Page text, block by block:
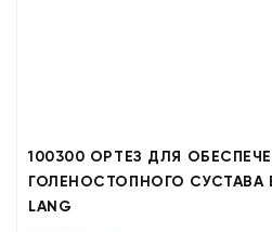
100300 ОРТЕЗ ДЛЯ
ГОЛЕНОСТОПНОГО СУСТАВА
LANG